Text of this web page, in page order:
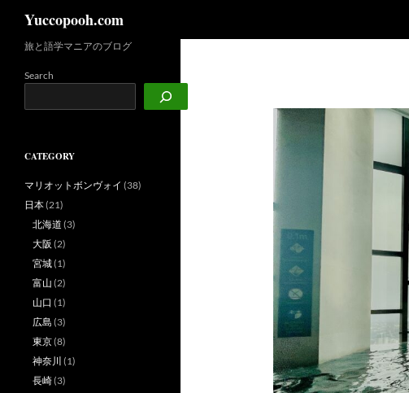
Yuccopooh.com
旅と語学マニアのブログ
Search
CATEGORY
マリオットボンヴォイ (38)
日本(21)
北海道 (3)
大阪 (2)
宮城(1)
富山 (2)
山口 (1)
広島 (3)
東京(8)
神奈川 (1)
長崎(3)